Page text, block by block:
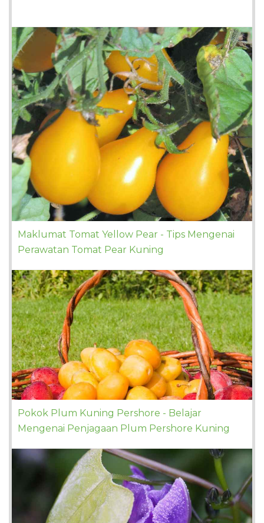
Maklumat Tomat Yellow Pear - Tips Mengenai
Perawatan Tomat Pear Kuning
Pokok Plum Kuning Pershore - Belajar
Mengenai Penjagaan Plum Pershore Kuning